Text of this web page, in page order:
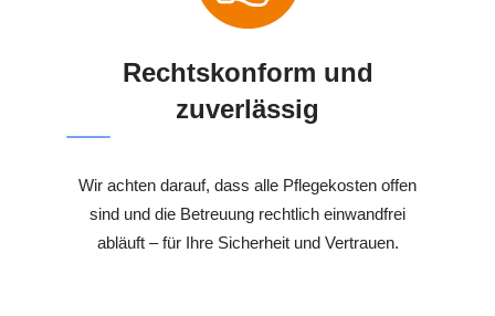
Rechtskonform und
zuverlässig
Wir achten darauf, dass alle Pflegekosten offen
sind und die Betreuung rechtlich einwandfrei
abläuft – für Ihre Sicherheit und Vertrauen.